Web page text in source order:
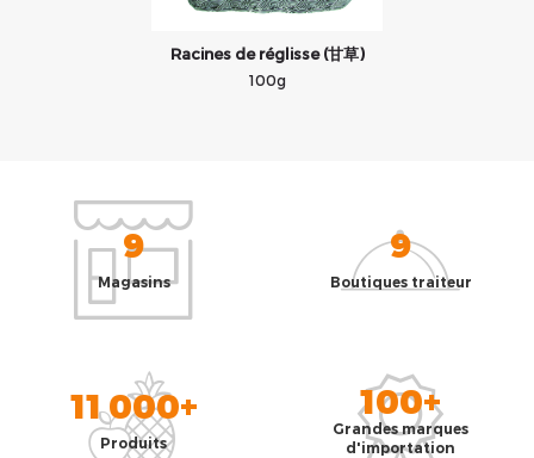
Racines de réglisse (甘草)
100g
9
Magasins
9
Boutiques traiteur
11 000+
Produits
100+
Grandes marques
d'importation